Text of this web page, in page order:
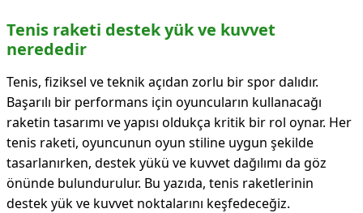
Tenis raketi destek yük ve kuvvet
nerededir
Tenis, fiziksel ve teknik açıdan zorlu bir spor dalıdır.
Başarılı bir performans için oyuncuların kullanacağı
raketin tasarımı ve yapısı oldukça kritik bir rol oynar. Her
tenis raketi, oyuncunun oyun stiline uygun şekilde
tasarlanırken, destek yükü ve kuvvet dağılımı da göz
önünde bulundurulur. Bu yazıda, tenis raketlerinin
destek yük ve kuvvet noktalarını keşfedeceğiz.